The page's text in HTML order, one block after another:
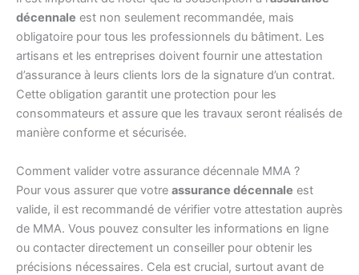
décennale est non seulement recommandée, mais
obligatoire pour tous les professionnels du bâtiment. Les
artisans et les entreprises doivent fournir une attestation
d’assurance à leurs clients lors de la signature d’un contrat.
Cette obligation garantit une protection pour les
consommateurs et assure que les travaux seront réalisés de
manière conforme et sécurisée.
Comment valider votre assurance décennale MMA ?
Pour vous assurer que votre assurance décennale est
valide, il est recommandé de vérifier votre attestation auprès
de MMA. Vous pouvez consulter les informations en ligne
ou contacter directement un conseiller pour obtenir les
précisions nécessaires. Cela est crucial, surtout avant de